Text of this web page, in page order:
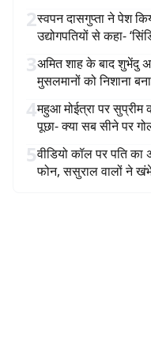
2स्वपन दासगुप्ता ने पेश
उद्योगपतियों से कहा-
3अमित शाह के बाद शुभेंदु
मुसलमानों को निशाना
4महुआ मोईत्रा पर सुप्रीम
पूछा- क्या सब सीने पर
5वीडियो कॉल पर पति
फोन, ससुराल वालों ने